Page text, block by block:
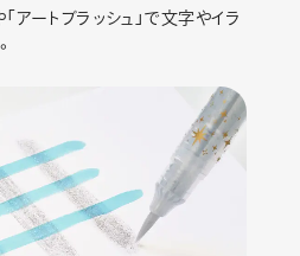
「アートブラッシュ」で文字やイラ